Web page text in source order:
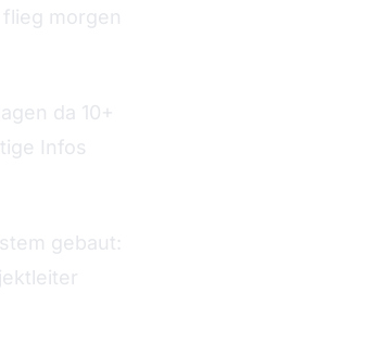
morgen
da 10+
Infos
gebaut: